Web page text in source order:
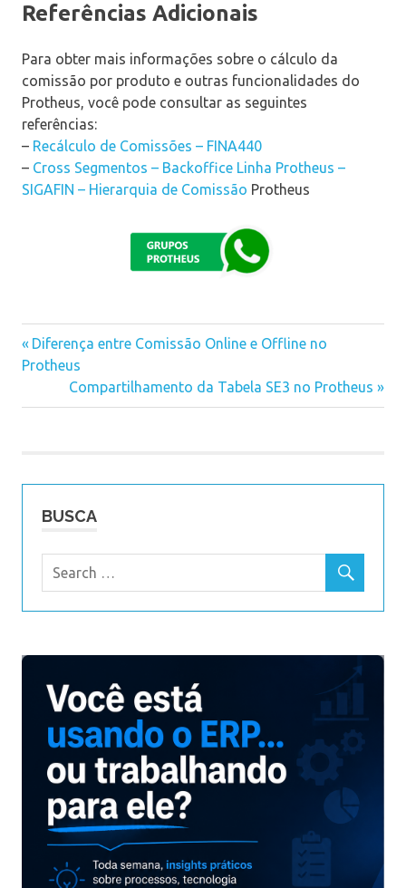
Referências Adicionais
Para obter mais informações sobre o cálculo da
comissão por produto e outras funcionalidades do
Protheus, você pode consultar as seguintes
referências:
– Recálculo de Comissões – FINA440
– Cross Segmentos – Backoffice Linha Protheus –
SIGAFIN – Hierarquia de Comissão Protheus
Navegação
Previous
Post:
Diferença entre Comissão Online e Offline no
Protheus
Next
Post:
Compartilhamento da Tabela SE3 no Protheus
BUSCA